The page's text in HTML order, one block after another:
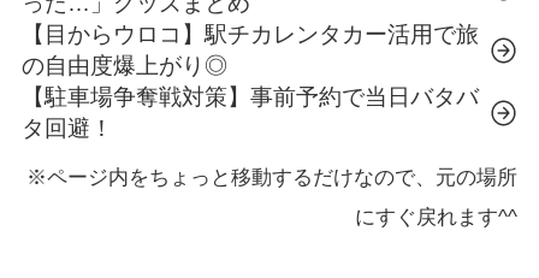
【目からウロコ】駅チカレンタカー活用で旅
の自由度爆上がり◎
【駐車場争奪戦対策】事前予約で当日バタバ
タ回避！
※ページ内をちょっと移動するだけなので、元の場所
にすぐ戻れます^^